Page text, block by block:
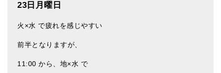
23 日月曜日
火×水 で疲れを感じやすい
前半となりますが、
11:00 から、地×水 で